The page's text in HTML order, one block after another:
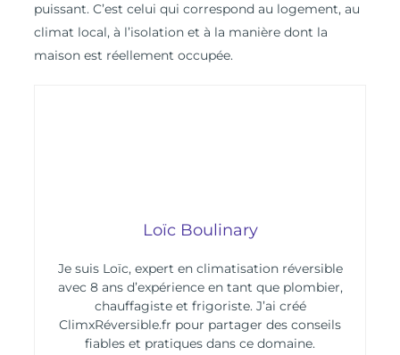
puissant. C’est celui qui correspond au logement, au
climat local, à l’isolation et à la manière dont la
maison est réellement occupée.
Loïc Boulinary
Je suis Loïc, expert en climatisation réversible
avec 8 ans d’expérience en tant que plombier,
chauffagiste et frigoriste. J’ai créé
ClimxRéversible.fr pour partager des conseils
fiables et pratiques dans ce domaine.